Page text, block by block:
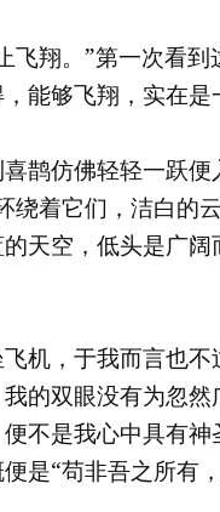
飞翔。”第一次看到
能够飞翔，实在是
鹊仿佛轻轻一跃便
绕着它们，洁白的
天空，低头是广阔
机，于我而言也不
的双眼没有为忽然
不是我心中具有神
是“苟非吾之所有